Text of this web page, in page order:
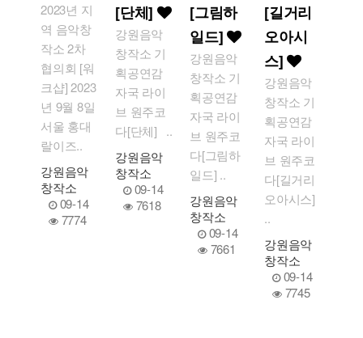
2023년 지
역 음악창
작소 2차
협의회 [워
크샵] 2023
년 9월 8일
서울 홍대
랄이즈..
강원음악
창작소
09-14
7774
[단체]
강원음악
창작소 기
획공연감
자국 라이
브 원주코
다[단체] ..
강원음악
창작소
09-14
7618
[그림하
일드]
강원음악
창작소 기
획공연감
자국 라이
브 원주코
다[그림하
일드] ..
강원음악
창작소
09-14
7661
[길거리
오아시
스]
강원음악
창작소 기
획공연감
자국 라이
브 원주코
다[길거리
오아시스]
..
강원음악
창작소
09-14
7745